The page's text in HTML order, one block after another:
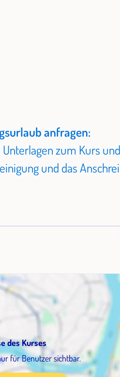
anfragen:
zum Kurs
und das
des Kurses
für Benutzer sichtbar.